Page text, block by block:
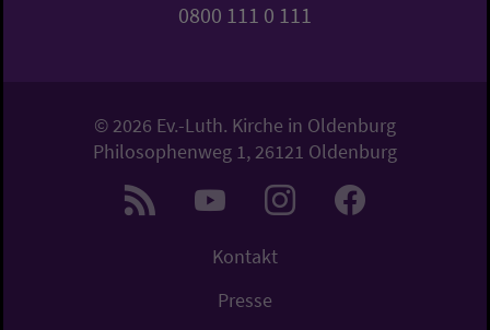
0800 111 0 111
© 2026 Ev.-Luth. Kirche in Oldenburg
Philosophenweg 1, 26121 Oldenburg
Kontakt
Presse